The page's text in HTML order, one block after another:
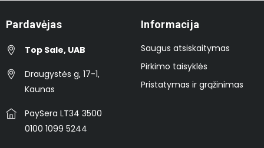
Pardavėjas
Top Sale, UAB
Draugystės g, 17-1,
Kaunas
PaySera LT34 3500
0100 1099 5244
Informacija
Saugus atsiskaitymas
Pirkimo taisyklės
Pristatymas ir grąžinimas